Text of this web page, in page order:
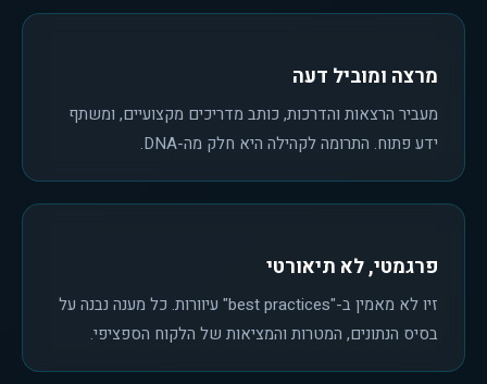
מרצה ומוביל דעה
מעביר הרצאות והדרכות, כותב מדריכים מקצועיים, ומשתף
ידע פתוח. התרומה לקהילה היא חלק מה-DNA.
פרגמטי, לא תיאורטי
זיו לא מאמין ב-"best practices" עיוורות. כל מענה נבנה על
בסיס הנתונים, המטרות והמציאות של הלקוח הספציפי.